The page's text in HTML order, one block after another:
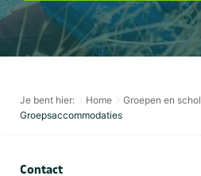
Je bent hier: Home
Groepen en
Groepsaccommodaties
Contact